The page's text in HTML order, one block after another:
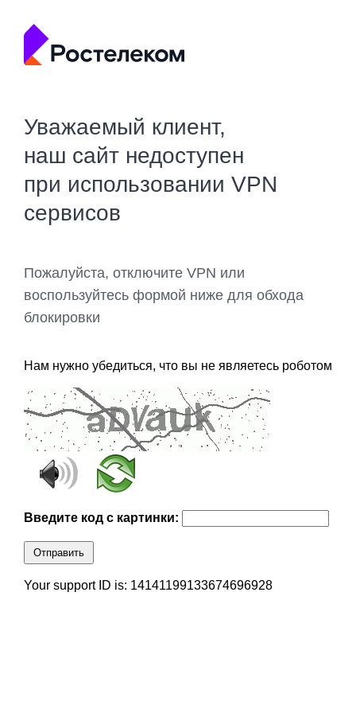
Уважаемый клиент,
наш сайт недоступен
при использовании VPN
сервисов
Пожалуйста, отключите VPN или
воспользуйтесь формой ниже для обхода
блокировки
Нам нужно убедиться, что вы не являетесь роботом
Введите код с картинки:
Отправить
Your support ID is: 14141199133674696928